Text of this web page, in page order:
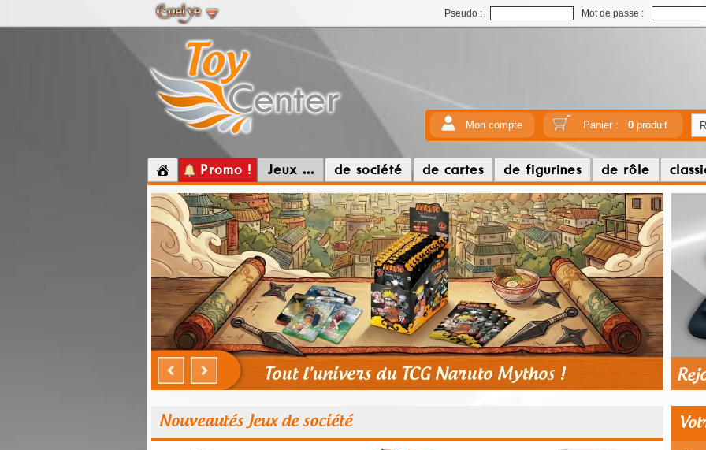
Pseudo : Mot de passe :
Mon compte Panier : 0produit
Promo ! Jeux ... de société de cartes de figurines de rôle
Nouveautés Jeux de société